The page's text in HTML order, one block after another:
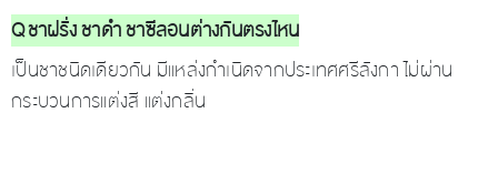
Q ชาฝรั่ง ชาดำ ชาซีลอนต่างกันตรงไหน
เป็นชาชนิดเดียวกัน มีแหล่งกำเนิดจากประเทศศรีลังกา ไม่ผ่าน
กระบวนการแต่งสี แต่งกลิ่น